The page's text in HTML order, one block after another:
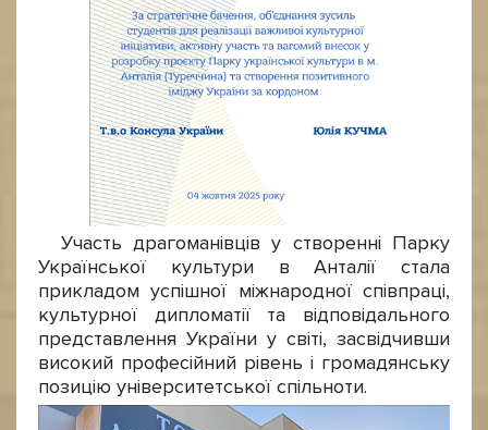
Участь драгоманівців у створенні Парку
Української культури в Анталії стала
прикладом успішної міжнародної співпраці,
культурної дипломатії та відповідального
представлення України у світі, засвідчивши
високий професійний рівень і громадянську
позицію університетської спільноти.